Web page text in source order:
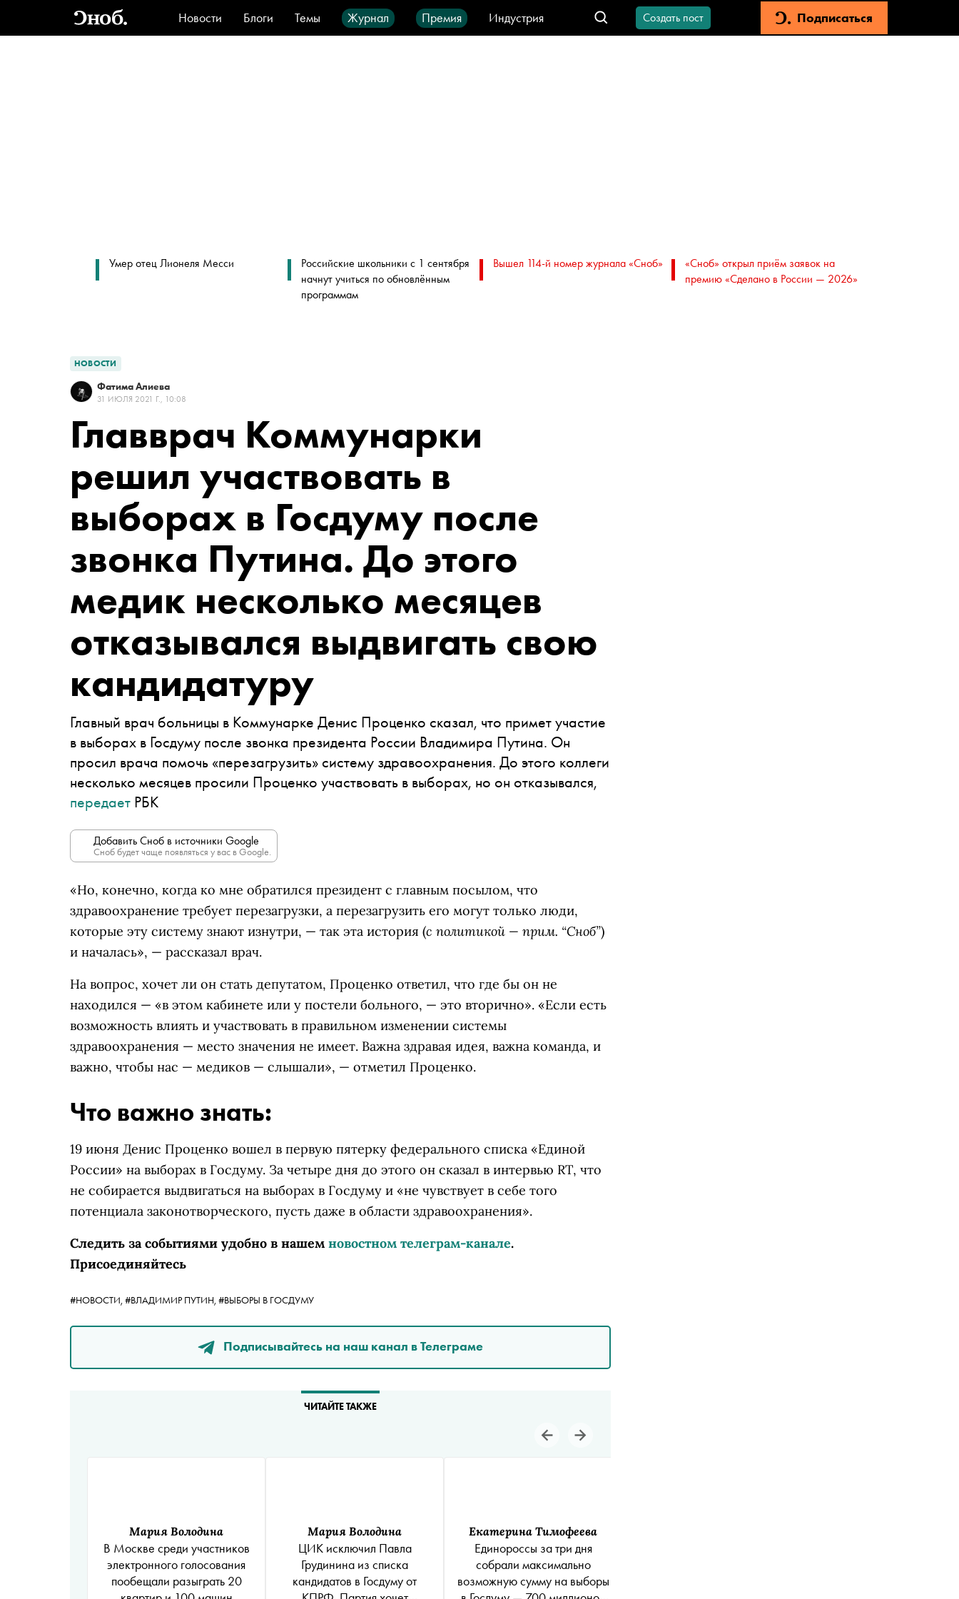
Новости Блоги Темы Журнал Премия
Индустрия
Стиль
Видео Город IT-продукты
Создать пост Подписаться
Умер отец Лионеля Месси
Российские школьники с 1 сентября
начнут учиться по обновлённым
программам
Вышел 114-й номер журнала «Сноб»
«Сноб» открыл приём заявок на
премию «Сделано в России — 2026»
НОВОСТИ
Фатима Алиева
31 ИЮЛЯ 2021 Г., 10:08
Главврач Коммунарки
решил участвовать в
выборах в Госдуму после
звонка Путина. До этого
медик несколько месяцев
отказывался выдвигать свою
кандидатуру
Главный врач больницы в Коммунарке Денис Проценко сказал, что примет участие
в выборах в Госдуму после звонка президента России Владимира Путина. Он
просил врача помочь «перезагрузить» систему здравоохранения. До этого коллеги
несколько месяцев просили Проценко участвовать в выборах, но он отказывался,
передает РБК
Добавить Сноб в источники Google
Сноб будет чаще появляться у вас в Google.
«Но, конечно, когда ко мне обратился президент с главным посылом, что
здравоохранение требует перезагрузки, а перезагрузить его могут только люди,
которые эту систему знают изнутри, — так эта история (с политикой — прим. “Сноб”)
и началась», — рассказал врач.
На вопрос, хочет ли он стать депутатом, Проценко ответил, что где бы он не
находился — «в этом кабинете или у постели больного, — это вторично». «Если есть
возможность влиять и участвовать в правильном изменении системы
здравоохранения — место значения не имеет. Важна здравая идея, важна команда, и
важно, чтобы нас — медиков — слышали», — отметил Проценко.
Что важно знать:
19 июня Денис Проценко вошел в первую пятерку федерального списка «Единой
России» на выборах в Госдуму. За четыре дня до этого он сказал в интервью RT, что
не собирается выдвигаться на выборах в Госдуму и «не чувствует в себе того
потенциала законотворческого, пусть даже в области здравоохранения».
Следить за событиями удобно в нашем новостном телеграм-канале.
Присоединяйтесь
#НОВОСТИ, #ВЛАДИМИР ПУТИН, #ВЫБОРЫ В ГОСДУМУ
Подписывайтесь на наш канал в Телеграме
ЧИТАЙТЕ ТАКЖЕ
Мария Володина
В Москве среди участников
электронного голосования
пообещали разыграть 20
Мария Володина
ЦИК исключил Павла
Грудинина из списка
кандидатов в Госдуму от
Екатерина Тимофеева
Единороссы за три дня
собрали максимально
возможную сумму на выборы